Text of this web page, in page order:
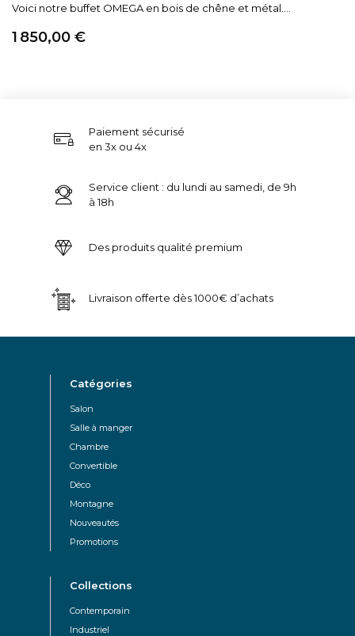
Voici notre buffet OMEGA en bois de chêne et métal....
Prix
1 850,00 €
Paiement sécurisé
en 3x ou 4x
Service client : du lundi au samedi, de 9h
à 18h
Des produits qualité premium
Livraison offerte dès 1000€ d’achats
Catégories
Salon
Salle à manger
Chambre
Convertible
Déco
Montagne
Nouveautés
Promotions
Collections
Contemporain
Industriel